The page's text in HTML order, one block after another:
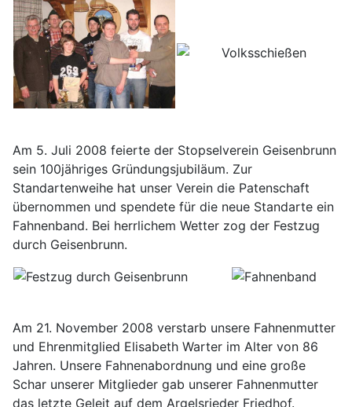
Am 5. Juli 2008 feierte der Stopselverein Geisenbrunn
sein 100jähriges Gründungsjubiläum. Zur
Standartenweihe hat unser Verein die Patenschaft
übernommen und spendete für die neue Standarte ein
Fahnenband. Bei herrlichem Wetter zog der Festzug
durch Geisenbrunn.
Am 21. November 2008 verstarb unsere Fahnenmutter
und Ehrenmitglied Elisabeth Warter im Alter von 86
Jahren. Unsere Fahnenabordnung und eine große
Schar unserer Mitglieder gab unserer Fahnenmutter
das letzte Geleit auf dem Argelsrieder Friedhof.